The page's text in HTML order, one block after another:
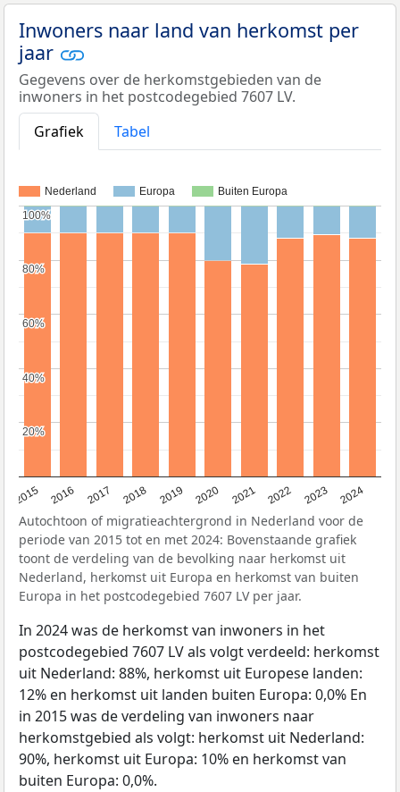
Inwoners naar land van herkomst per
jaar
Gegevens over de herkomstgebieden van de
inwoners in het postcodegebied 7607 LV.
Grafiek
Tabel
Nederland Europa Buiten Europa
2015 2016 2017 2018 2019 2020 2021 2022 2023 2024
20%
20%
40%
40%
60%
60%
80%
80%
100%
100%
Autochtoon of migratieachtergrond in Nederland voor de
periode van 2015 tot en met 2024: Bovenstaande grafiek
toont de verdeling van de bevolking naar herkomst uit
Nederland, herkomst uit Europa en herkomst van buiten
Europa in het postcodegebied 7607 LV per jaar.
In 2024 was de herkomst van inwoners in het
postcodegebied 7607 LV als volgt verdeeld: herkomst
uit Nederland: 88%, herkomst uit Europese landen:
12% en herkomst uit landen buiten Europa: 0,0% En
in 2015 was de verdeling van inwoners naar
herkomstgebied als volgt: herkomst uit Nederland:
90%, herkomst uit Europa: 10% en herkomst van
buiten Europa: 0,0%.